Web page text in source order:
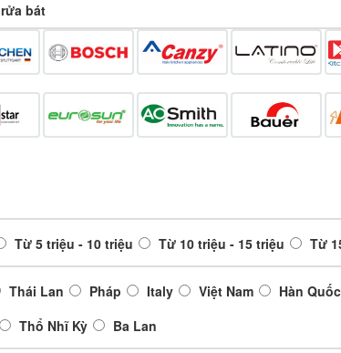
bát
Từ 5 triệu - 10 triệu Từ 10 triệu - 15 triệu Từ
Thái Lan Pháp Italy Việt Nam Hàn Quốc
Thổ Nhĩ Kỳ Ba Lan